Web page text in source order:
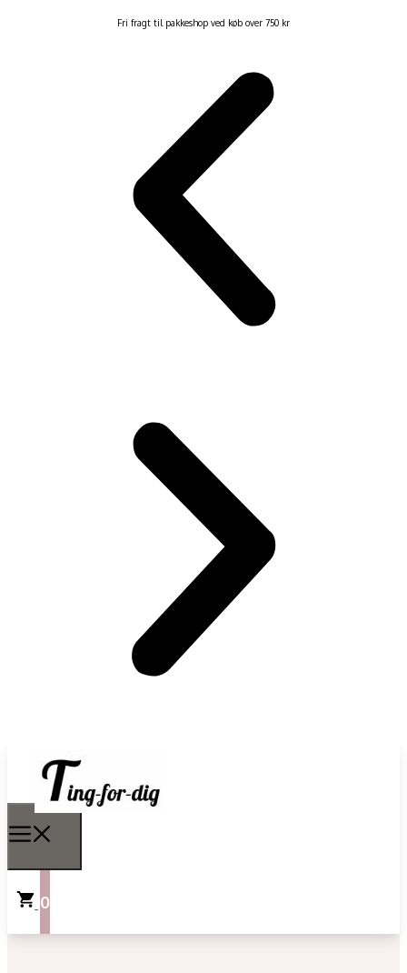
Fri fragt til pakkeshop ved køb over 750 kr
0